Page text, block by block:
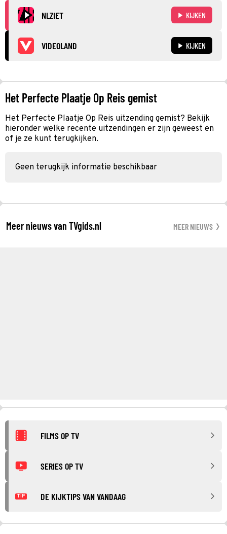
NLZIET KIJKEN
VIDEOLAND KIJKEN
Het Perfecte Plaatje Op Reis gemist
Het Perfecte Plaatje Op Reis uitzending gemist? Bekijk
hieronder welke recente uitzendingen er zijn geweest en
of je ze kunt terugkijken.
Geen terugkijk informatie beschikbaar
Meer nieuws van TVgids.nl MEER NIEUWS
FILMS OP TV
SERIES OP TV
TIP DE KIJKTIPS VAN VANDAAG